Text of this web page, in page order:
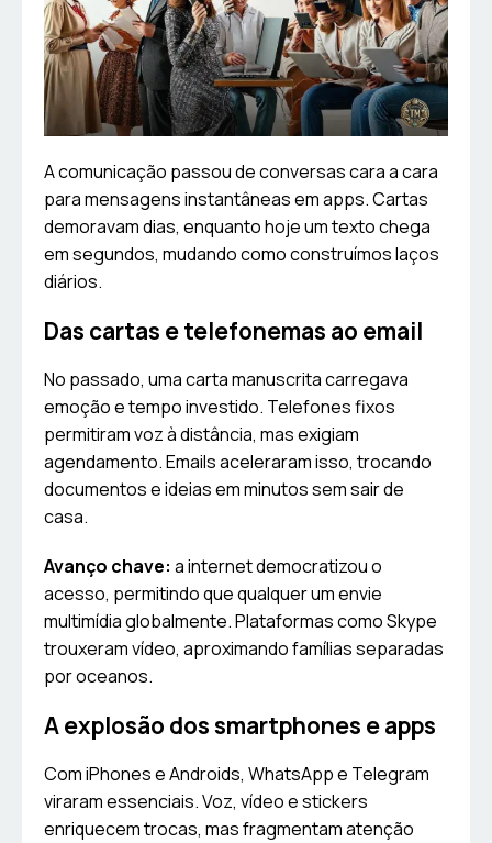
A comunicação passou de conversas cara a cara
para mensagens instantâneas em apps. Cartas
demoravam dias, enquanto hoje um texto chega
em segundos, mudando como construímos laços
diários.
Das cartas e telefonemas ao email
No passado, uma carta manuscrita carregava
emoção e tempo investido. Telefones fixos
permitiram voz à distância, mas exigiam
agendamento. Emails aceleraram isso, trocando
documentos e ideias em minutos sem sair de
casa.
Avanço chave: a internet democratizou o
acesso, permitindo que qualquer um envie
multimídia globalmente. Plataformas como Skype
trouxeram vídeo, aproximando famílias separadas
por oceanos.
A explosão dos smartphones e apps
Com iPhones e Androids, WhatsApp e Telegram
viraram essenciais. Voz, vídeo e stickers
enriquecem trocas, mas fragmentam atenção